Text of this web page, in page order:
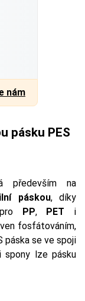
nám
pásku PES
především na
páskou, díky
PP, PET i
fosfátováním,
páska se ve spoji
spony lze pásku